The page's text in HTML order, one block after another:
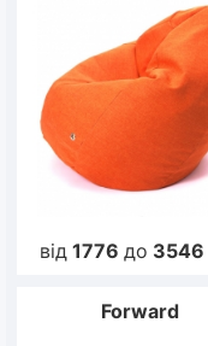
від 1776 до 3546
Forward